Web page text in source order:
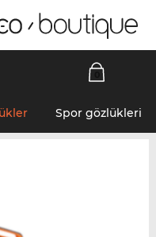
Spor gözlükleri